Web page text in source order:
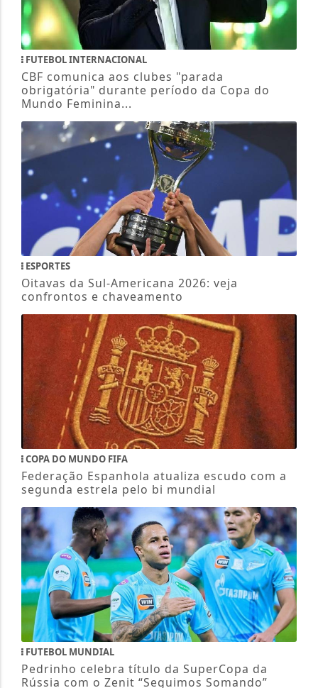
FUTEBOL INTERNACIONAL
CBF comunica aos clubes "parada
obrigatória" durante período da Copa do
Mundo Feminina...
ESPORTES
Oitavas da Sul-Americana 2026: veja
confrontos e chaveamento
COPA DO MUNDO FIFA
Federação Espanhola atualiza escudo com a
segunda estrela pelo bi mundial
FUTEBOL MUNDIAL
Pedrinho celebra título da SuperCopa da
Rússia com o Zenit “Seguimos Somando”